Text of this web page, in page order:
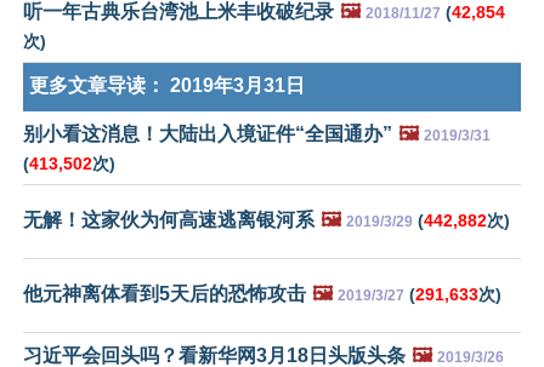
听一年古典乐台湾池上米丰收破纪录 🖼️ 2018/11/27 (42,854
次)
更多文章导读： 2019年3月31日
别小看这消息！大陆出入境证件“全国通办” 🖼️ 2019/3/31
(413,502次)
无解！这家伙为何高速逃离银河系 🖼️ 2019/3/29 (442,882次)
他元神离体看到5天后的恐怖攻击 🖼️ 2019/3/27 (291,633次)
习近平会回头吗？看新华网3月18日头版头条 🖼️ 2019/3/26